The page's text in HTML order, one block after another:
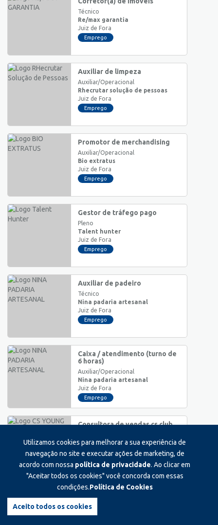
Técnico
Re/max garantia
Juiz de Fora
Emprego
Auxiliar de limpeza
Auxiliar/Operacional
Rhecrutar solução de pessoas
Juiz de Fora
Emprego
Promotor de merchandising
Auxiliar/Operacional
Bio extratus
Juiz de Fora
Emprego
Gestor de tráfego pago
Pleno
Talent hunter
Juiz de Fora
Emprego
Auxiliar de padeiro
Técnico
Nina padaria artesanal
Juiz de Fora
Emprego
Caixa / atendimento (turno de
6 horas)
Auxiliar/Operacional
Nina padaria artesanal
Juiz de Fora
Emprego
Consultora de vendas cs club
Auxiliar/Operacional
Emprego
Auxiliar/Operacional
Utilizamos cookies para melhorar a sua experiência de
navegação no site e executar ações de marketing, de
acordo com nossa política de privacidade. Ao clicar em
"Aceitar todos os cookies" você concorda com essas
condições.Política de Cookies
Aceito todos os cookies